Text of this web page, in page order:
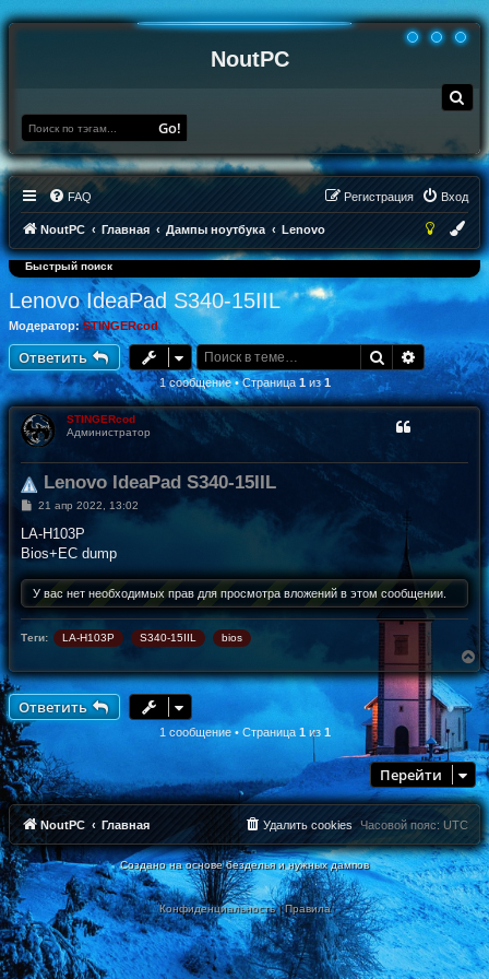
NoutPC
о
Go!
FAQ Вход
Регистрация
NoutPC Главная Дампы ноутбука Lenovo
Быстрый поиск
Lenovo IdeaPad S340-15IIL
Модератор: STINGERcod
Ответить Поиск
1 сообщение • Страница 1из1
STINGERcod
Администратор
Lenovo IdeaPad S340-15IIL
С
о
щ
е
н
и
е
21 апр 2022, 13:02
LA-H103P
Bios+EC dump
У вас нет необходимых прав для просмотра вложений в этом сообщении.
Теги: LA-H103P S340-15IIL bios
В
е
р
н
т
ь
с
я
к
н
ч
а
л
у
Ответить
1 сообщение • Страница 1из 1
Перейти
NoutPC Главная Часовой пояс: UTC
Удалить cookies
Создано на основе безделья и нужных дампов
Конфиденциальность|Правила